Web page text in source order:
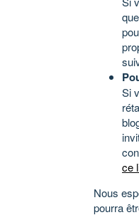
Si
ce
Nous
pourra